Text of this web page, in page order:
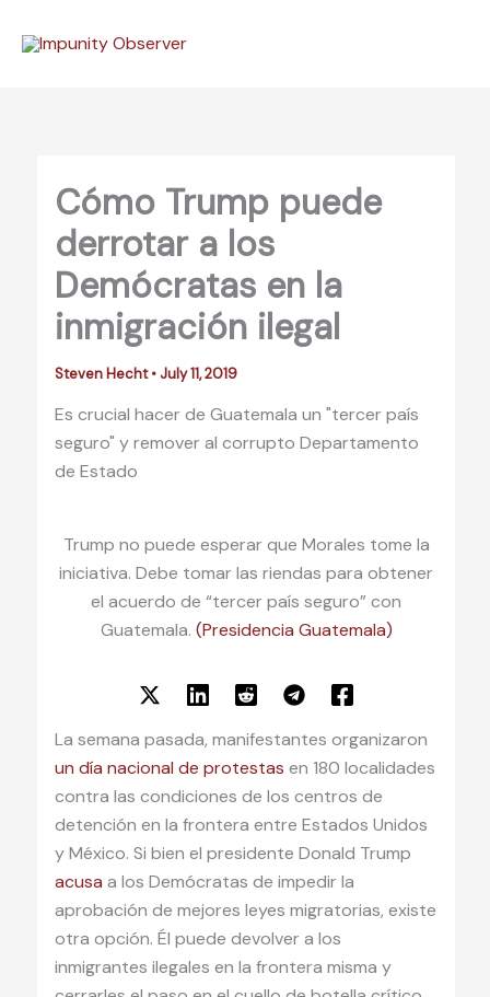
Cómo Trump puede
derrotar a los
Demócratas en la
inmigración ilegal
Steven Hecht• July 11, 2019
Es crucial hacer de Guatemala un "tercer país
seguro" y remover al corrupto Departamento
de Estado
Trump no puede esperar que Morales tome la
iniciativa. Debe tomar las riendas para obtener
el acuerdo de “tercer país seguro” con
Guatemala. (Presidencia Guatemala)
La semana pasada, manifestantes organizaron
un día nacional de protestas en 180 localidades
contra las condiciones de los centros de
detención en la frontera entre Estados Unidos
y México. Si bien el presidente Donald Trump
acusa a los Demócratas de impedir la
aprobación de mejores leyes migratorias, existe
otra opción. Él puede devolver a los
inmigrantes ilegales en la frontera misma y